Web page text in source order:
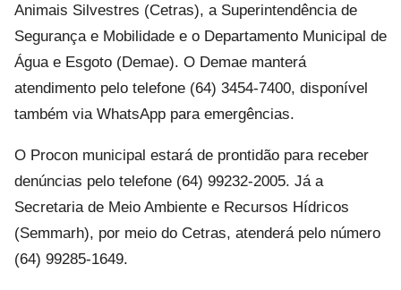
Animais Silvestres (Cetras), a Superintendência de
Segurança e Mobilidade e o Departamento Municipal de
Água e Esgoto (Demae). O Demae manterá
atendimento pelo telefone (64) 3454-7400, disponível
também via WhatsApp para emergências.
O Procon municipal estará de prontidão para receber
denúncias pelo telefone (64) 99232-2005. Já a
Secretaria de Meio Ambiente e Recursos Hídricos
(Semmarh), por meio do Cetras, atenderá pelo número
(64) 99285-1649.